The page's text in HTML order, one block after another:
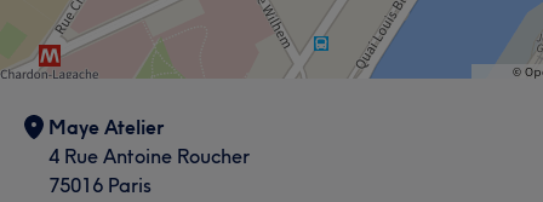
Maye Atelier
4 Rue Antoine Roucher
75016 Paris